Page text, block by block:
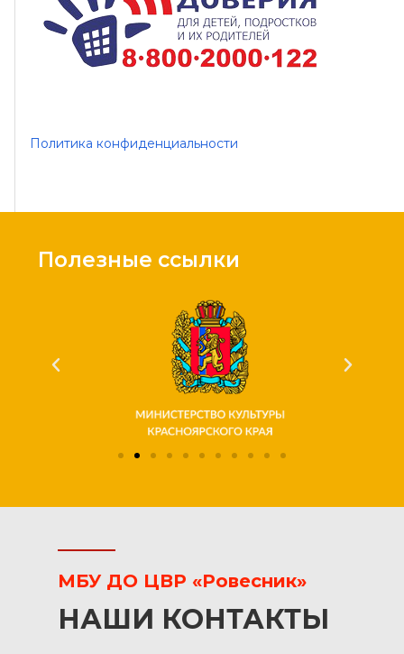
Политика конфиденциальности
Полезные ссылки
МБУ ДО ЦВР «Ровесник»
НАШИ КОНТАКТЫ